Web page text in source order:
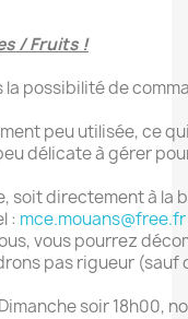
/ Fruits !
la possibilité de
peu utilisée, ce
délicate à gérer
soit directement à la
: mce.mouans@free.fr
vous pourrez
pas rigueur
Dimanchesoir 18h00,